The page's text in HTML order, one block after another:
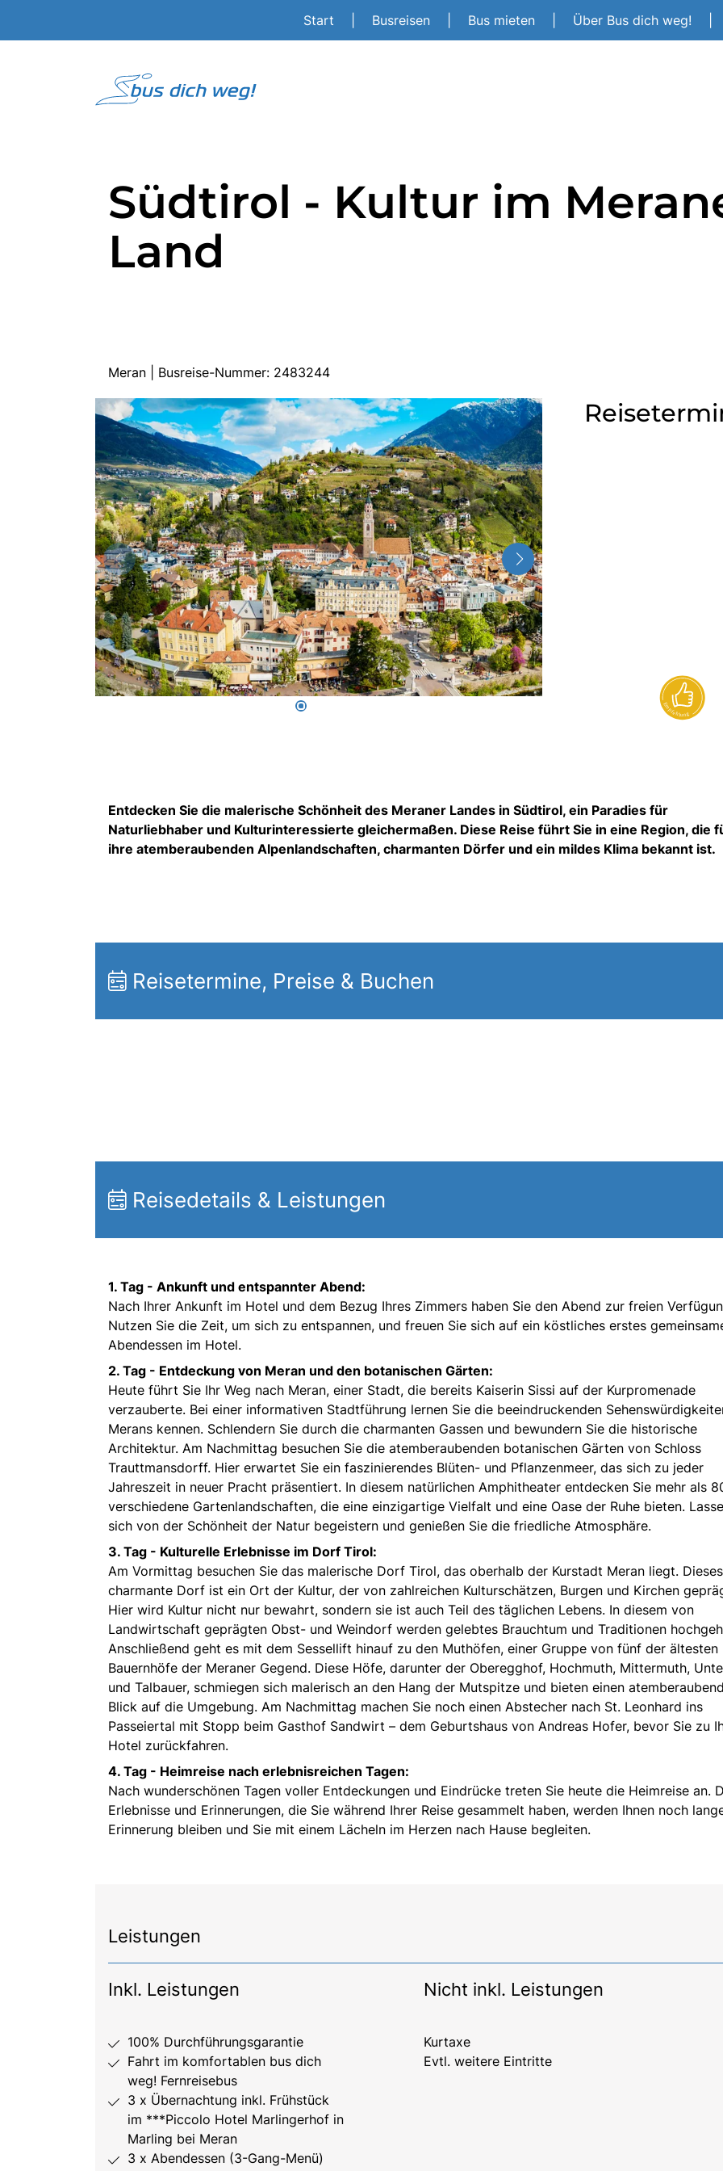
Start Busreisen Bus mieten Über Bus dich weg!
Südtirol - Kultur im
Land
Meran | Busreise-Nummer: 2483244
Entdecken Sie die malerische Schönheit des Meraner Landes in Südtirol, ein Paradies für
Naturliebhaber und Kulturinteressierte gleichermaßen. Diese Reise führt Sie in eine Region, die
ihre atemberaubenden Alpenlandschaften, charmanten Dörfer und ein mildes Klima bekannt ist.
Reisetermine, Preise & Buchen
Reisedetails & Leistungen
1. Tag - Ankunft und entspannter Abend:
Nach Ihrer Ankunft im Hotel und dem Bezug Ihres Zimmers haben Sie den Abend zur freien
Nutzen Sie die Zeit, um sich zu entspannen, und freuen Sie sich auf ein köstliches erstes
Abendessen im Hotel.
2. Tag - Entdeckung von Meran und den botanischen Gärten:
Heute führt Sie Ihr Weg nach Meran, einer Stadt, die bereits Kaiserin Sissi auf der Kurpromenade
verzauberte. Bei einer informativen Stadtführung lernen Sie die beeindruckenden
Merans kennen. Schlendern Sie durch die charmanten Gassen und bewundern Sie die historische
Architektur. Am Nachmittag besuchen Sie die atemberaubenden botanischen Gärten von Schloss
Trauttmansdorff. Hier erwartet Sie ein faszinierendes Blüten- und Pflanzenmeer, das sich zu jeder
Jahreszeit in neuer Pracht präsentiert. In diesem natürlichen Amphitheater entdecken Sie mehr als
verschiedene Gartenlandschaften, die eine einzigartige Vielfalt und eine Oase der Ruhe bieten.
sich von der Schönheit der Natur begeistern und genießen Sie die friedliche Atmosphäre.
3. Tag - Kulturelle Erlebnisse im Dorf Tirol:
Am Vormittag besuchen Sie das malerische Dorf Tirol, das oberhalb der Kurstadt Meran liegt. Dieses
charmante Dorf ist ein Ort der Kultur, der von zahlreichen Kulturschätzen, Burgen und Kirchen
Hier wird Kultur nicht nur bewahrt, sondern sie ist auch Teil des täglichen Lebens. In diesem von
Landwirtschaft geprägten Obst- und Weindorf werden gelebtes Brauchtum und Traditionen
Anschließend geht es mit dem Sessellift hinauf zu den Muthöfen, einer Gruppe von fünf der ältesten
Bauernhöfe der Meraner Gegend. Diese Höfe, darunter der Oberegghof, Hochmuth, Mittermuth,
und Talbauer, schmiegen sich malerisch an den Hang der Mutspitze und bieten einen
Blick auf die Umgebung. Am Nachmittag machen Sie noch einen Abstecher nach St. Leonhard ins
Passeiertal mit Stopp beim Gasthof Sandwirt – dem Geburtshaus von Andreas Hofer, bevor Sie zu
Hotel zurückfahren.
4. Tag - Heimreise nach erlebnisreichen Tagen:
Nach wunderschönen Tagen voller Entdeckungen und Eindrücke treten Sie heute die Heimreise an.
Erlebnisse und Erinnerungen, die Sie während Ihrer Reise gesammelt haben, werden Ihnen noch
Erinnerung bleiben und Sie mit einem Lächeln im Herzen nach Hause begleiten.
Leistungen
Inkl. Leistungen
100% Durchführungsgarantie
Fahrt im komfortablen bus dich
weg! Fernreisebus
3 x Übernachtung inkl. Frühstück
im ***Piccolo Hotel Marlingerhof in
Marling bei Meran
3 x Abendessen (3-Gang-Menü)
Nicht inkl. Leistungen
Kurtaxe
Evtl. weitere Eintritte